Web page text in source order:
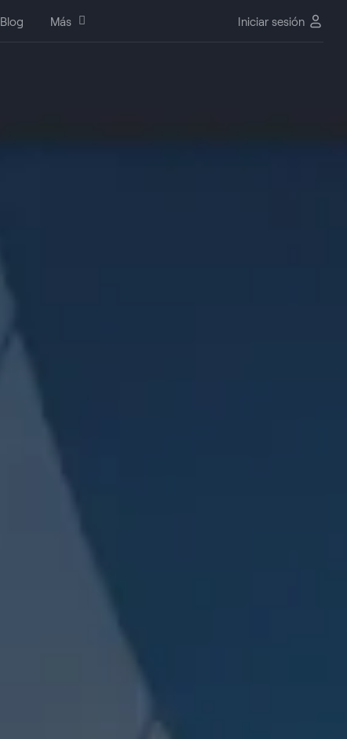
Blog Más Iniciar sesión